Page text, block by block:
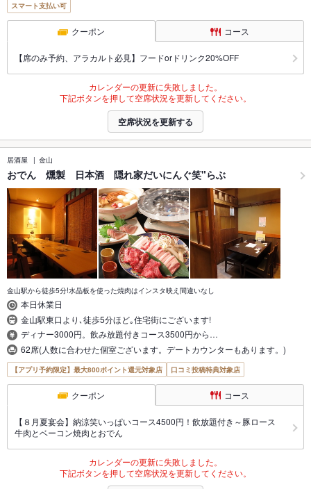
スマート支払い可
クーポン コース
【席のみ予約、アラカルト必見】フードorドリンク20%OFF
カレンダーの更新に失敗しました。
下記ボタンを押して空席状況を更新してください。
空席状況を更新する
居酒屋 金山
おでん 燻製 日本酒 隠れ家だいにんぐ笑"らぶ
金山駅から徒歩5分!水晶板を使った焼肉はインスタ映え間違いなし
本日休業日
金山駅東口より､徒歩5分ほど｡住宅街にございます!
ディナー3000円。飲み放題付きコース3500円から…
62席(人数に合わせた個室ございます。デートカウンターもあります。)
【アプリ予約限定】最大800ポイント還元対象店 口コミ投稿特典対象店
クーポン コース
【８月夏宴会】納涼笑いっぱいコース4500円！飲放題付き～豚ロース
牛肉とベーコン焼肉とおでん
カレンダーの更新に失敗しました。
下記ボタンを押して空席状況を更新してください。